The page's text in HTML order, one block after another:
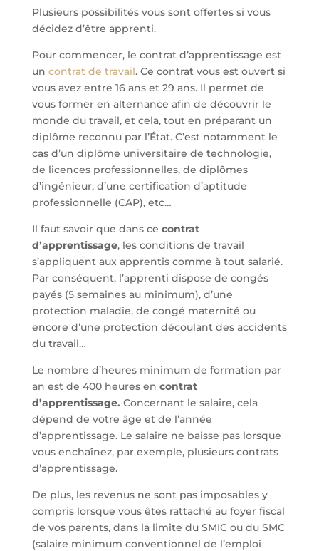
Plusieurs possibilités vous sont offertes si vous
décidez d’être apprenti.
Pour commencer, le contrat d’apprentissage est
un contrat de travail. Ce contrat vous est ouvert si
vous avez entre 16 ans et 29 ans. Il permet de
vous former en alternance afin de découvrir le
monde du travail, et cela, tout en préparant un
diplôme reconnu par l’État. C’est notamment le
cas d’un diplôme universitaire de technologie,
de licences professionnelles, de diplômes
d’ingénieur, d’une certification d’aptitude
professionnelle (CAP), etc…
Il faut savoir que dans ce contrat
d’apprentissage, les conditions de travail
s’appliquent aux apprentis comme à tout salarié.
Par conséquent, l’apprenti dispose de congés
payés (5 semaines au minimum), d’une
protection maladie, de congé maternité ou
encore d’une protection découlant des accidents
du travail…
Le nombre d’heures minimum de formation par
an est de 400 heures en contrat
d’apprentissage. Concernant le salaire, cela
dépend de votre âge et de l’année
d’apprentissage. Le salaire ne baisse pas lorsque
vous enchaînez, par exemple, plusieurs contrats
d’apprentissage.
De plus, les revenus ne sont pas imposables y
compris lorsque vous êtes rattaché au foyer fiscal
de vos parents, dans la limite du SMIC ou du SMC
(salaire minimum conventionnel de l’emploi